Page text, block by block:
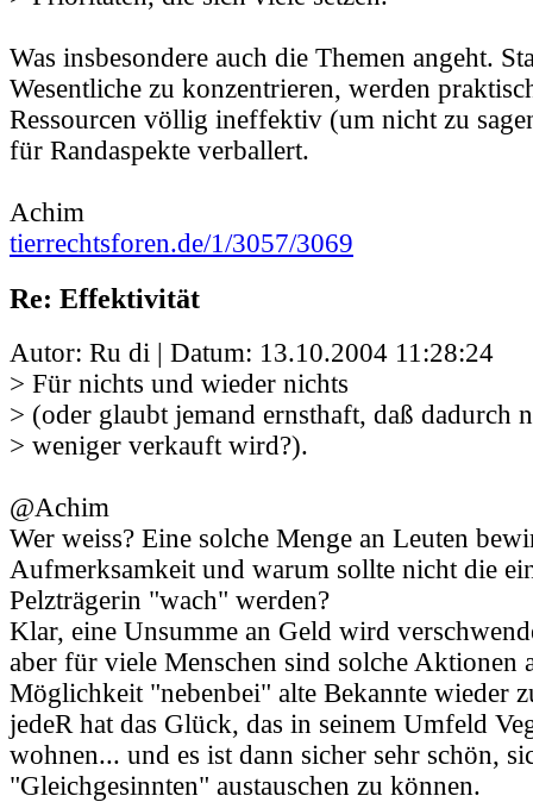
Was insbesondere auch die Themen angeht.
Wesentliche zu konzentrieren, werden
Ressourcen völlig ineffektiv (um nicht zu
für Randaspekte verballert.
Achim
tierrechtsforen.de/1/3057/3069
Re: Effektivität
Autor: Ru di | Datum: 13.10.2004 11:28:24
> Für nichts und wieder nichts
> (oder glaubt jemand ernsthaft, daß dadurch
> weniger verkauft wird?).
@Achim
Wer weiss? Eine solche Menge an Leuten
Aufmerksamkeit und warum sollte nicht die
Pelzträgerin "wach" werden?
Klar, eine Unsumme an Geld wird
aber für viele Menschen sind solche Aktionen
Möglichkeit "nebenbei" alte Bekannte wieder
jedeR hat das Glück, das in seinem Umfeld
wohnen... und es ist dann sicher sehr schön,
"Gleichgesinnten" austauschen zu können.